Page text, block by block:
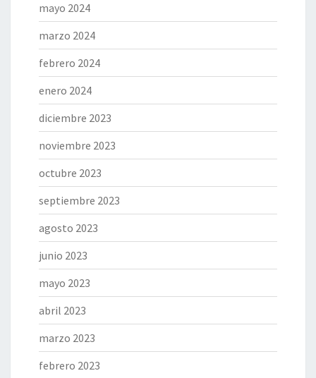
mayo 2024
marzo 2024
febrero 2024
enero 2024
diciembre 2023
noviembre 2023
octubre 2023
septiembre 2023
agosto 2023
junio 2023
mayo 2023
abril 2023
marzo 2023
febrero 2023